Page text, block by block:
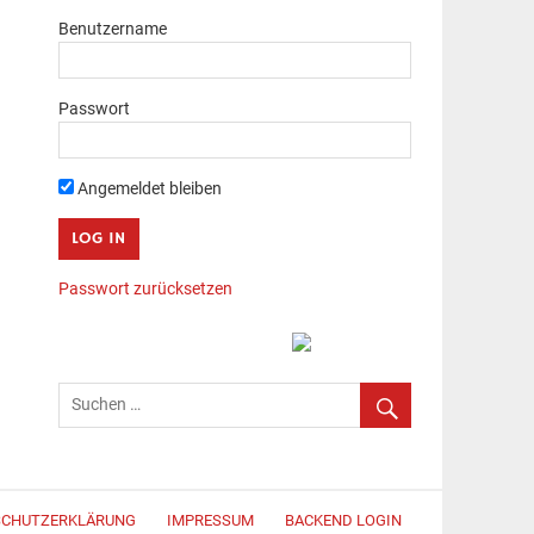
Benutzername
Passwort
Angemeldet bleiben
Passwort zurücksetzen
IMPRESSUM BACKEND LOGIN